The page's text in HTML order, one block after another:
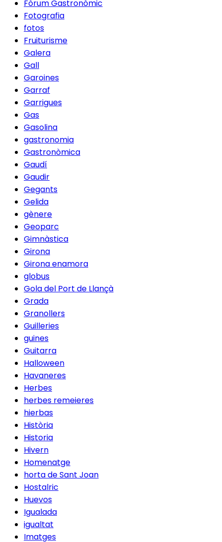
Fòrum Gastronòmic
Fotografia
fotos
Fruiturisme
Galera
Gall
Garoines
Garraf
Garrigues
Gas
Gasolina
gastronomia
Gastronòmica
Gaudí
Gaudir
Gegants
Gelida
gènere
Geoparc
Gimnàstica
Girona
Girona enamora
globus
Gola del Port de Llançà
Grada
Granollers
Guilleries
guines
Guitarra
Halloween
Havaneres
Herbes
herbes remeieres
hierbas
Història
Historia
Hivern
Homenatge
horta de Sant Joan
Hostalric
Huevos
Igualada
igualtat
Imatges